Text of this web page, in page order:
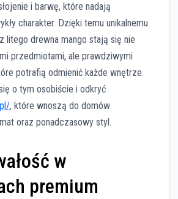
i barwę, które nadają
charakter. Dzięki temu unikalnemu
litego drewna mango stają się nie
przedmiotami, ale prawdziwymi
potrafią odmienić każde wnętrze.
o tym osobiście i odkryć
, które wnoszą do domów
oraz ponadczasowy styl.
w
premium